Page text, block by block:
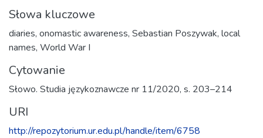
Słowa kluczowe
diaries, onomastic awareness, Sebastian Poszywak, local
names, World War I
Cytowanie
Słowo. Studia językoznawcze nr 11/2020, s. 203–214
URI
http://repozytorium.ur.edu.pl/handle/item/6758